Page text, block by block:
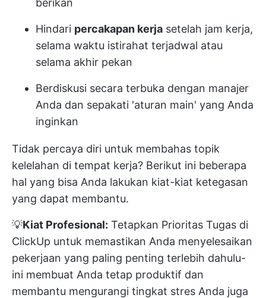
berikan
Hindari percakapan kerja setelah jam kerja,
selama waktu istirahat terjadwal atau
selama akhir pekan
Berdiskusi secara terbuka dengan manajer
Anda dan sepakati 'aturan main' yang Anda
inginkan
Tidak percaya diri untuk membahas topik
kelelahan di tempat kerja? Berikut ini beberapa
hal yang bisa Anda lakukan kiat-kiat ketegasan
yang dapat membantu.
💡Kiat Profesional: Tetapkan Prioritas Tugas di
ClickUp untuk memastikan Anda menyelesaikan
pekerjaan yang paling penting terlebih dahulu-
ini membuat Anda tetap produktif dan
membantu mengurangi tingkat stres Anda juga